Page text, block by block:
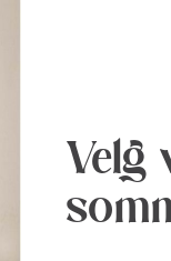
Velg